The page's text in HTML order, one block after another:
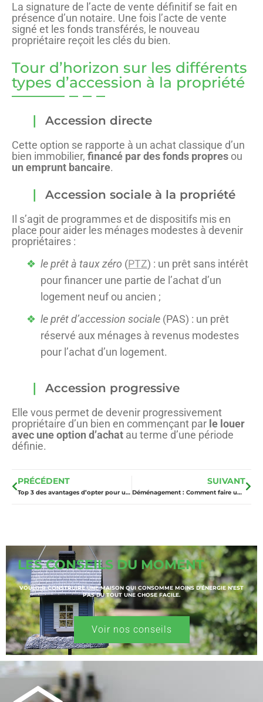
La signature de l’acte de vente définitif se fait en
présence d’un notaire. Une fois l’acte de vente
signé et les fonds transférés, le nouveau
propriétaire reçoit les clés du bien.
Tour d’horizon sur les différents
types d’accession à la propriété
Accession directe
Cette option se rapporte à un achat classique d’un
bien immobilier, financé par des fonds propres ou
un emprunt bancaire.
Accession sociale à la propriété
Il s’agit de programmes et de dispositifs mis en
place pour aider les ménages modestes à devenir
propriétaires :
le prêt à taux zéro (PTZ) : un prêt sans intérêt
pour financer une partie de l’achat d’un
logement neuf ou ancien ;
le prêt d’accession sociale (PAS) : un prêt
réservé aux ménages à revenus modestes
pour l’achat d’un logement.
Accession progressive
Elle vous permet de devenir progressivement
propriétaire d’un bien en commençant par le louer
avec une option d’achat au terme d’une période
définie.
PRÉCÉDENT
Top 3 des avantages d’opter pour un portail automatique
SUIVANT
Déménagement : Comment faire une décoration fraîche et attrayante pour votre nouvelle maison
LES CONSEILS DU MOMENT
VOULOIR CONSTRUIRE UNE MAISON QUI CONSOMME MOINS D’ÉNERGIE N’EST
PAS DU TOUT UNE CHOSE FACILE.
Voir nos conseils